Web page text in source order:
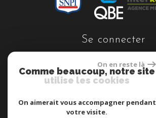
se connecter
On en reste là
Comme beaucoup, notre site
utilise les cookies
On aimerait vous accompagner pendant
votre visite.